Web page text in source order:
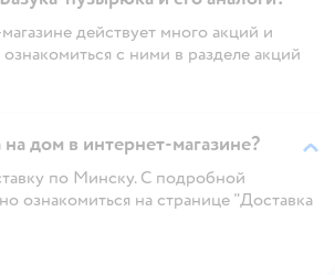
действует много акций и
с ними в разделе акций
на дом в интернет-магазине?
по Минску. С подробной
ознакомиться на странице "Доставка